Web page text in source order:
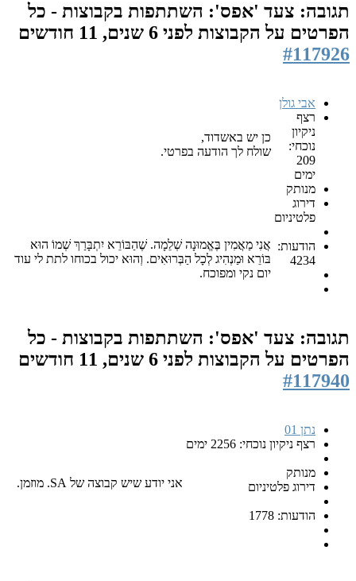
תגובה: צעד 'אפס': השתתפות בקבוצות - כל
הפרטים על הקבוצות לפני 6 שנים, 11 חודשים
#117926
אבי גולן
רצף
ניקיון
נוכחי:
209
ימים
מנותק
דירוג
פלטיניום
הודעות:
4234
כן יש באשדוד,
שולח לך הודעה בפרטי.
אֲנִי מַאֲמִין בֶּאֱמוּנָה שְׁלֵמָה. שֶׁהַבּוֹרֵא יִתְבָּרַךְ שְׁמוֹ הוּא
בּוֹרֵא וּמַנְהִיג לְכָל הַבְּרוּאִים. וְהוּא יכול בכוחו לתת לי עוד
יום נקי ומפוכח.
תגובה: צעד 'אפס': השתתפות בקבוצות - כל
הפרטים על הקבוצות לפני 6 שנים, 11 חודשים
#117940
נתן 01
רצף ניקיון נוכחי: 2256 ימים
מנותק
דירוג פלטיניום
הודעות: 1778
אני יודע שיש קבוצה של SA. מוזמן.